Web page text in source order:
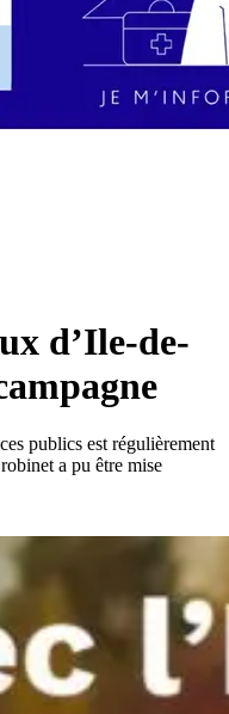
d’Ile-de-
publics est régulièrement
a pu être mise